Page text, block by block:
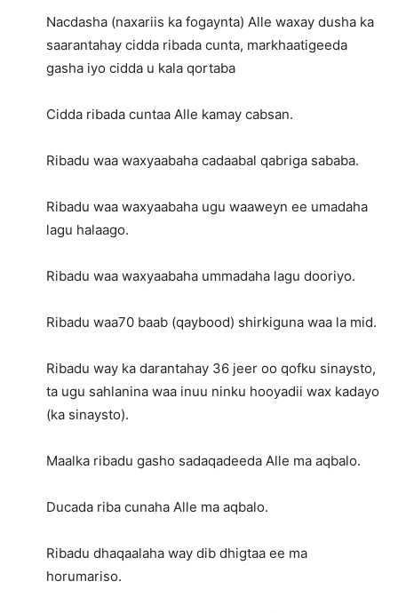
Nacdasha (naxariis ka fogaynta) Alle waxay dusha ka
saarantahay cidda ribada cunta, markhaatigeeda
gasha iyo cidda u kala qortaba
Cidda ribada cuntaa Alle kamay cabsan.
Ribadu waa waxyaabaha cadaabal qabriga sababa.
Ribadu waa waxyaabaha ugu waaweyn ee umadaha
lagu halaago.
Ribadu waa waxyaabaha ummadaha lagu dooriyo.
Ribadu waa70 baab (qaybood) shirkiguna waa la mid.
Ribadu way ka darantahay 36 jeer oo qofku sinaysto,
ta ugu sahlanina waa inuu ninku hooyadii wax kadayo
(ka sinaysto).
Maalka ribadu gasho sadaqadeeda Alle ma aqbalo.
Ducada riba cunaha Alle ma aqbalo.
Ribadu dhaqaalaha way dib dhigtaa ee ma
horumariso.